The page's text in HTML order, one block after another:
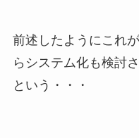
前述したようにこれ
らシステム化も検討
という・・・